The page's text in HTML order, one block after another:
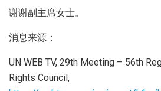
谢谢副主席女士。
消息来源：
UN WEB TV, 29th Meeting – 56th
Rights Council,